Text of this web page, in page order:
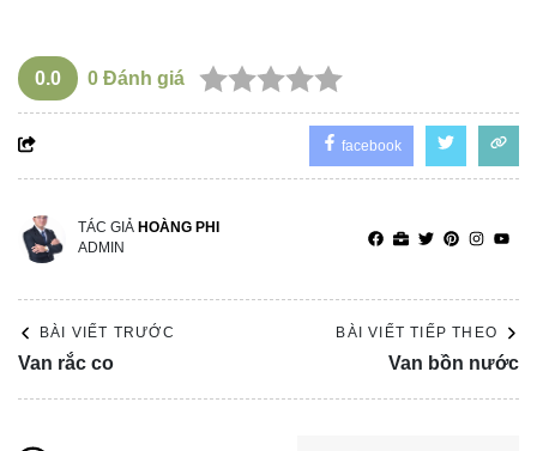
0.0 0 Đánh giá
facebook
TÁC GIẢ HOÀNG PHI
ADMIN
BÀI VIẾT TRƯỚC
Van rắc co
BÀI VIẾT TIẾP THEO
Van bồn nước